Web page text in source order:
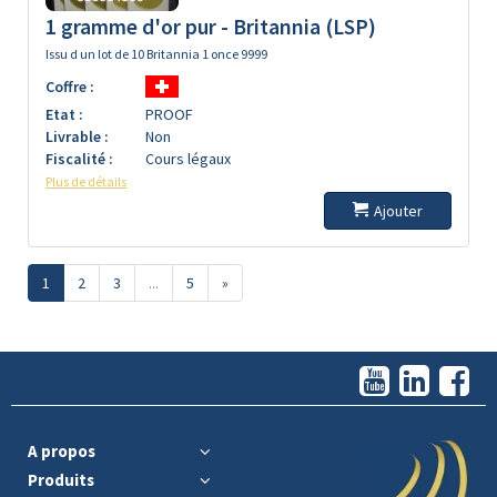
1 gramme d'or pur - Britannia (LSP)
Issu d un lot de 10 Britannia 1 once 9999
Coffre :
Etat :
PROOF
Livrable :
Non
Fiscalité :
Cours légaux
Plus de détails
Ajouter
1 2 3 ... 5 »
A propos
Produits